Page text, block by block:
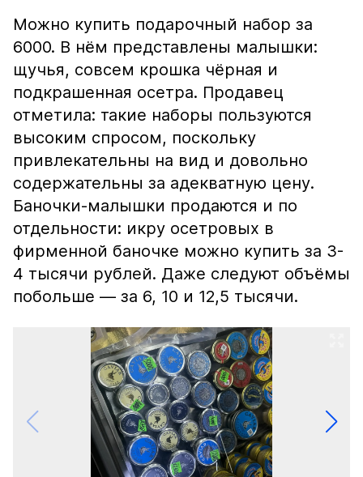
Можно купить подарочный набор за
6000. В нём представлены малышки:
щучья, совсем крошка чёрная и
подкрашенная осетра. Продавец
отметила: такие наборы пользуются
высоким спросом, поскольку
привлекательны на вид и довольно
содержательны за адекватную цену.
Баночки-малышки продаются и по
отдельности: икру осетровых в
фирменной баночке можно купить за 3-
4 тысячи рублей. Даже следуют объёмы
побольше — за 6, 10 и 12,5 тысячи.